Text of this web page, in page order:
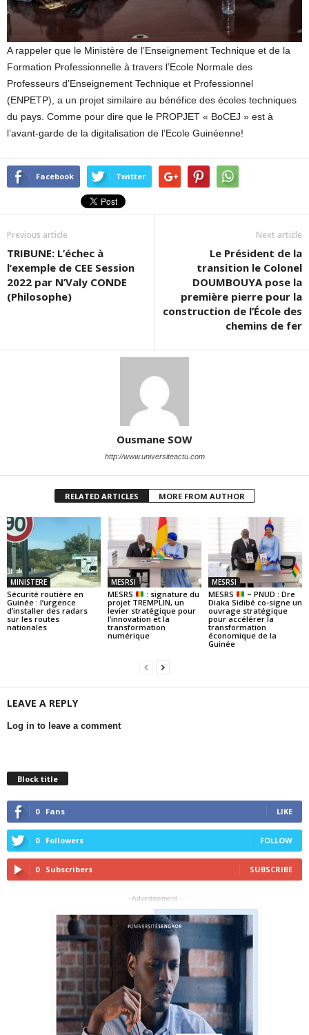
A rappeler que le Ministère de l’Enseignement Technique et de la
Formation Professionnelle à travers l’Ecole Normale des
Professeurs d’Enseignement Technique et Professionnel
(ENPETP), a un projet similaire au bénéfice des écoles techniques
du pays. Comme pour dire que le PROPJET « BoCEJ » est à
l’avant-garde de la digitalisation de l’Ecole Guinéenne!
Facebook Twitter
Previous article
TRIBUNE: L’échec à
l’exemple de CEE Session
2022 par N’Valy CONDE
(Philosophe)
Next article
Le Président de la
transition le Colonel
DOUMBOUYA pose la
première pierre pour la
construction de l’École des
chemins de fer
Ousmane SOW
http://www.universiteactu.com
RELATED ARTICLES MORE FROM AUTHOR
MINISTERE
Sécurité routière en
Guinée : l’urgence
d’installer des radars
sur les routes
nationales
MESRSI
MESRS
: signature du
projet TREMPLIN, un
levier stratégique pour
l’innovation et la
transformation
numérique
MESRSI
MESRS
– PNUD : Dre
Diaka Sidibé co-signe un
ouvrage stratégique
pour accélérer la
transformation
économique de la
Guinée
LEAVE A REPLY
Log in to leave a comment
Block title
0 Fans LIKE
0 Followers FOLLOW
0 Subscribers SUBSCRIBE
- Advertisement -